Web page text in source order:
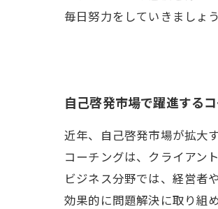
毎日努力をしていきましょう
自己啓発市場で躍進する
近年、自己啓発市場が拡大
コーチングは、クライアン
ビジネス分野では、経営者
効果的に問題解決に取り組